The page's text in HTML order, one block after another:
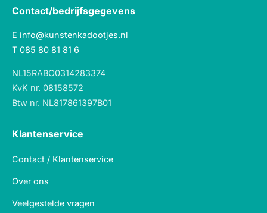
Contact/bedrijfsgegevens
E info@kunstenkadootjes.nl
T 085 80 81 81 6
NL15RABO0314283374
KvK nr. 08158572
Btw nr. NL817861397B01
Klantenservice
Contact / Klantenservice
Over ons
Veelgestelde vragen